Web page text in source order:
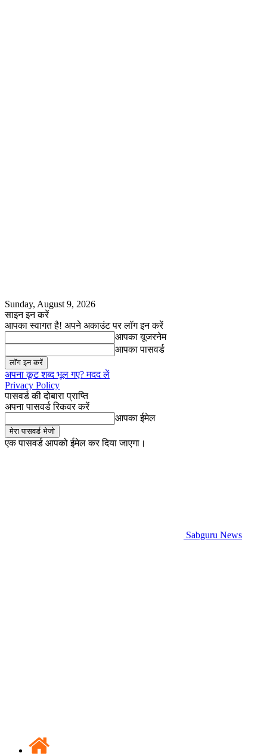
Sunday, August 9, 2026
साइन इन करें
आपका स्वागत है! अपने अकाउंट पर लॉग इन करें
आपका यूजरनेम
आपका पासवर्ड
अपना कूट शब्द भूल गए? मदद लें
Privacy Policy
पासवर्ड की दोबारा प्राप्ति
अपना पासवर्ड रिकवर करें
आपका ईमेल
एक पासवर्ड आपको ईमेल कर दिया जाएगा।
Sabguru News